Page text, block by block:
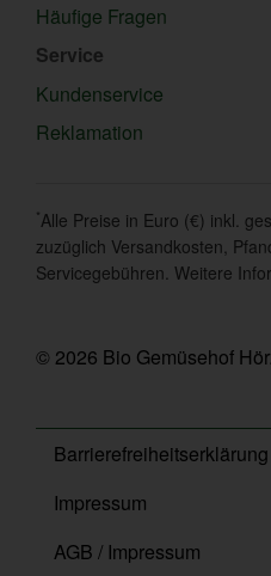
Häufige Fragen
Service
Kundenservice
Reklamation
*Alle Preise in Euro (€) inkl.
zuzüglich Versandkosten,
Servicegebühren. Weitere
© 2026 Bio Gemüsehof
Barrierefreiheitserklärung
Impressum
AGB / Impressum